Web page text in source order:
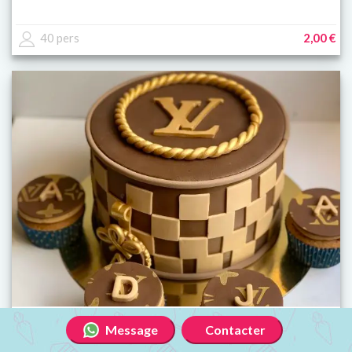
40 pers 2,00 €
LV Damiers
Cake victoria 2 ganaches
Message Contacter